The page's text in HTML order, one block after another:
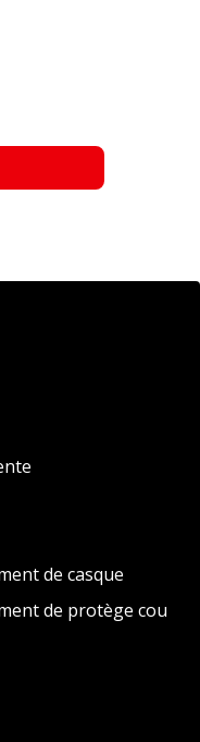
de casque
de protège cou